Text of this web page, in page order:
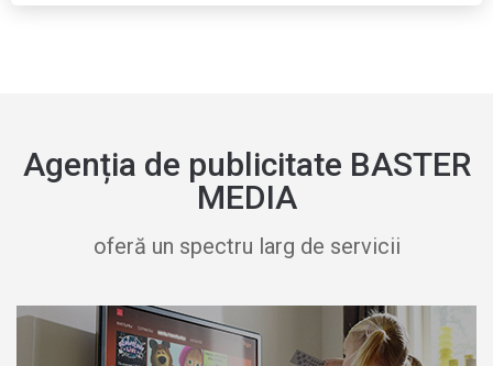
Agenția de publicitate BASTER
MEDIA
oferă un spectru larg de servicii